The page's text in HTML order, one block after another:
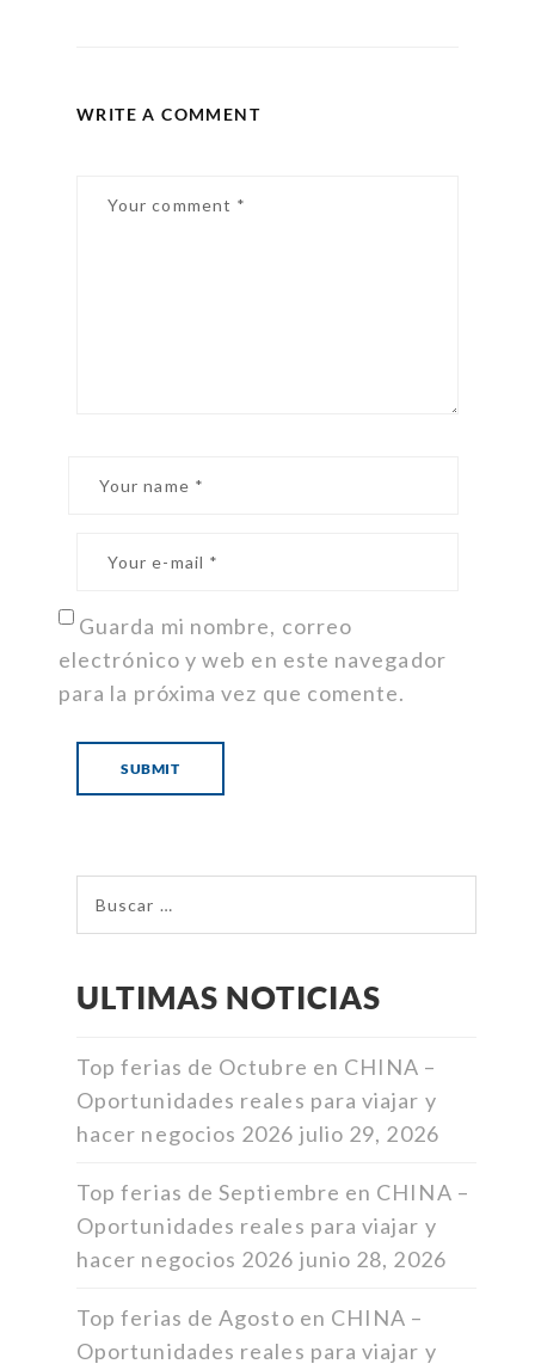
WRITE A COMMENT
Guarda mi nombre, correo
electrónico y web en este navegador
para la próxima vez que comente.
ULTIMAS NOTICIAS
Top ferias de Octubre en CHINA –
Oportunidades reales para viajar y
hacer negocios 2026 julio 29, 2026
Top ferias de Septiembre en CHINA –
Oportunidades reales para viajar y
hacer negocios 2026 junio 28, 2026
Top ferias de Agosto en CHINA –
Oportunidades reales para viajar y